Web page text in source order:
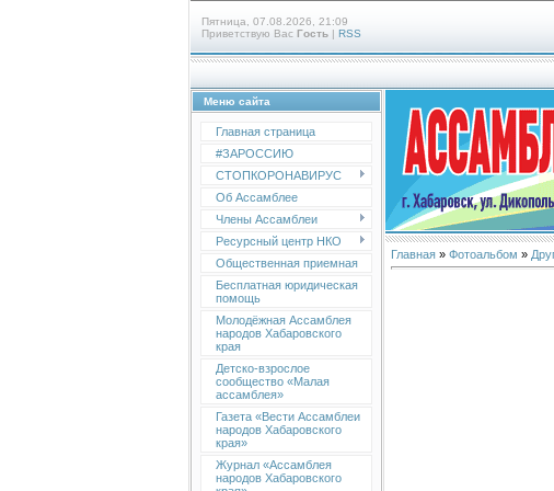
Пятница, 07.08.2026, 21:09
Приветствую Вас Гость | RSS
Меню сайта
Главная страница
#ЗАРОССИЮ
СТОПКОРОНАВИРУС
Об Ассамблее
Члены Ассамблеи
Ресурсный центр НКО
Общественная приемная
Бесплатная юридическая
помощь
Молодёжная Ассамблея
народов Хабаровского
края
Детско-взрослое
сообщество «Малая
ассамблея»
Газета «Вести Ассамблеи
народов Хабаровского
края»
Журнал «Ассамблея
народов Хабаровского
Главная » Фотоальбом »